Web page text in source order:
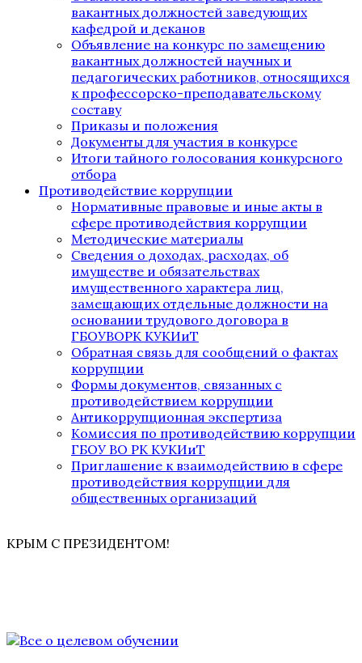
вакантных должностей заведующих
кафедрой и деканов
Объявление на конкурс по замещению
вакантных должностей научных и
педагогических работников, относящихся
к профессорско-преподавательскому
составу
Приказы и положения
Документы для участия в конкурсе
Итоги тайного голосования конкурсного
отбора
Противодействие коррупции
Нормативные правовые и иные акты в
сфере противодействия коррупции
Методические материалы
Сведения о доходах, расходах, об
имуществе и обязательствах
имущественного характера лиц,
замещающих отдельные должности на
основании трудового договора в
ГБОУВОРК КУКИиТ
Обратная связь для сообщений о фактах
коррупции
Формы документов, связанных с
противодействием коррупции
Антикоррупционная экспертиза
Комиссия по противодействию коррупции
ГБОУ ВО РК КУКИиТ
Приглашение к взаимодействию в сфере
противодействия коррупции для
общественных организаций
КРЫМ С ПРЕЗИДЕНТОМ!